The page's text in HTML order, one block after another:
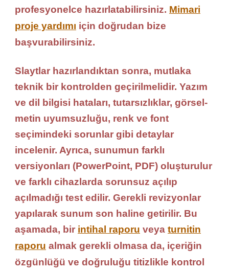
profesyonelce hazırlatabilirsiniz. Mimari
proje yardımı için doğrudan bize
başvurabilirsiniz.
Slaytlar hazırlandıktan sonra, mutlaka
teknik bir kontrolden geçirilmelidir. Yazım
ve dil bilgisi hataları, tutarsızlıklar, görsel-
metin uyumsuzluğu, renk ve font
seçimindeki sorunlar gibi detaylar
incelenir. Ayrıca, sunumun farklı
versiyonları (PowerPoint, PDF) oluşturulur
ve farklı cihazlarda sorunsuz açılıp
açılmadığı test edilir. Gerekli revizyonlar
yapılarak sunum son haline getirilir. Bu
aşamada, bir intihal raporu veya turnitin
raporu almak gerekli olmasa da, içeriğin
özgünlüğü ve doğruluğu titizlikle kontrol